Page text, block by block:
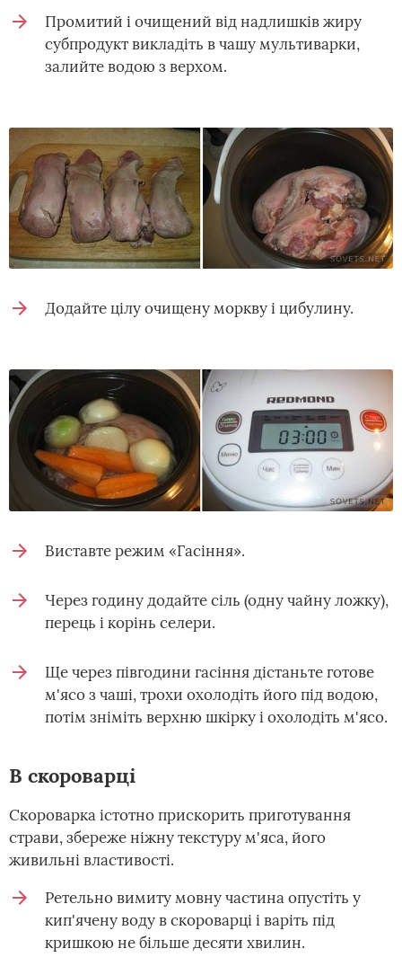
Промитий і очищений від надлишків жиру
субпродукт викладіть в чашу мультиварки,
залийте водою з верхом.
Додайте цілу очищену моркву і цибулину.
Виставте режим «Гасіння».
Через годину додайте сіль (одну чайну ложку),
перець і корінь селери.
Ще через півгодини гасіння дістаньте готове
м'ясо з чаші, трохи охолодіть його під водою,
потім зніміть верхню шкірку і охолодіть м'ясо.
В скороварці
Скороварка істотно прискорить приготування
страви, збереже ніжну текстуру м'яса, його
живильні властивості.
Ретельно вимиту мовну частина опустіть у
кип'ячену воду в скороварці і варіть під
кришкою не більше десяти хвилин.